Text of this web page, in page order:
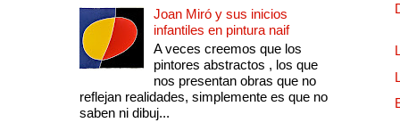
Joan Miró y sus inicios
infantiles en pintura naif
A veces creemos que los
pintores abstractos , los que
nos presentan obras que no
reflejan realidades, simplemente es que no
saben ni dibuj...